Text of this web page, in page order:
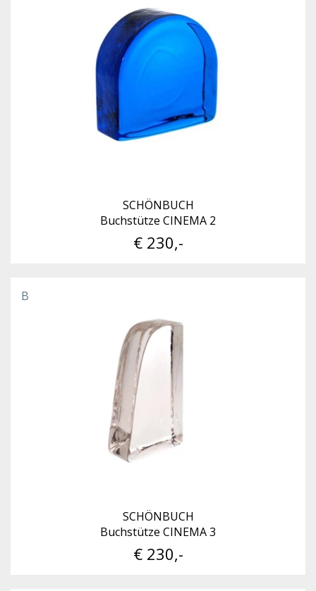
SCHÖNBUCH
Buchstütze CINEMA 2
€ 230,-
B
SCHÖNBUCH
Buchstütze CINEMA 3
€ 230,-